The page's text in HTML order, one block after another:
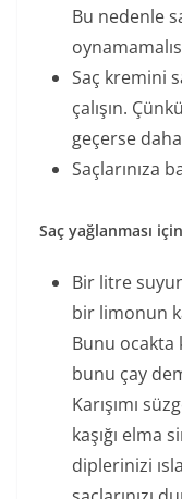
Bu nedenle
Saç kremini
çalışın.
geçerse
Saçlarınıza
Saç yağlanması
Bir litre
bir limonun
Bunu ocakta
bunu çay
Karışımı
kaşığı elma
diplerinizi